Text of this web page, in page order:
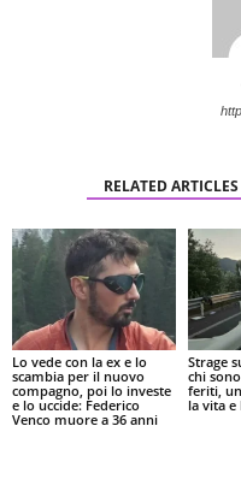
RELATED ARTICLES
Lo vede con la ex e lo
scambia per il nuovo
compagno, poi lo investe
e lo uccide: Federico
Venco muore a 36 anni
Strage
chi
feriti,
la vita